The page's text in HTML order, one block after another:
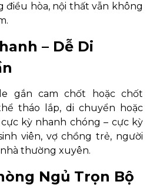
hòa, nội thất vẫn không
– Dễ Di
gắn cam chốt hoặc chốt
tháo lắp, di chuyển hoặc
kỳ nhanh chóng – cực kỳ
viên, vợ chồng trẻ, người
thường xuyên.
Ngủ Trọn Bộ